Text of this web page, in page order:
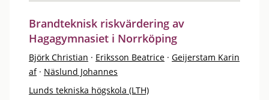
Brandteknisk riskvärdering av
Hagagymnasiet i Norrköping
Björk Christian · Eriksson Beatrice · Geijerstam Karin
af · Näslund Johannes
Lunds tekniska högskola (LTH)